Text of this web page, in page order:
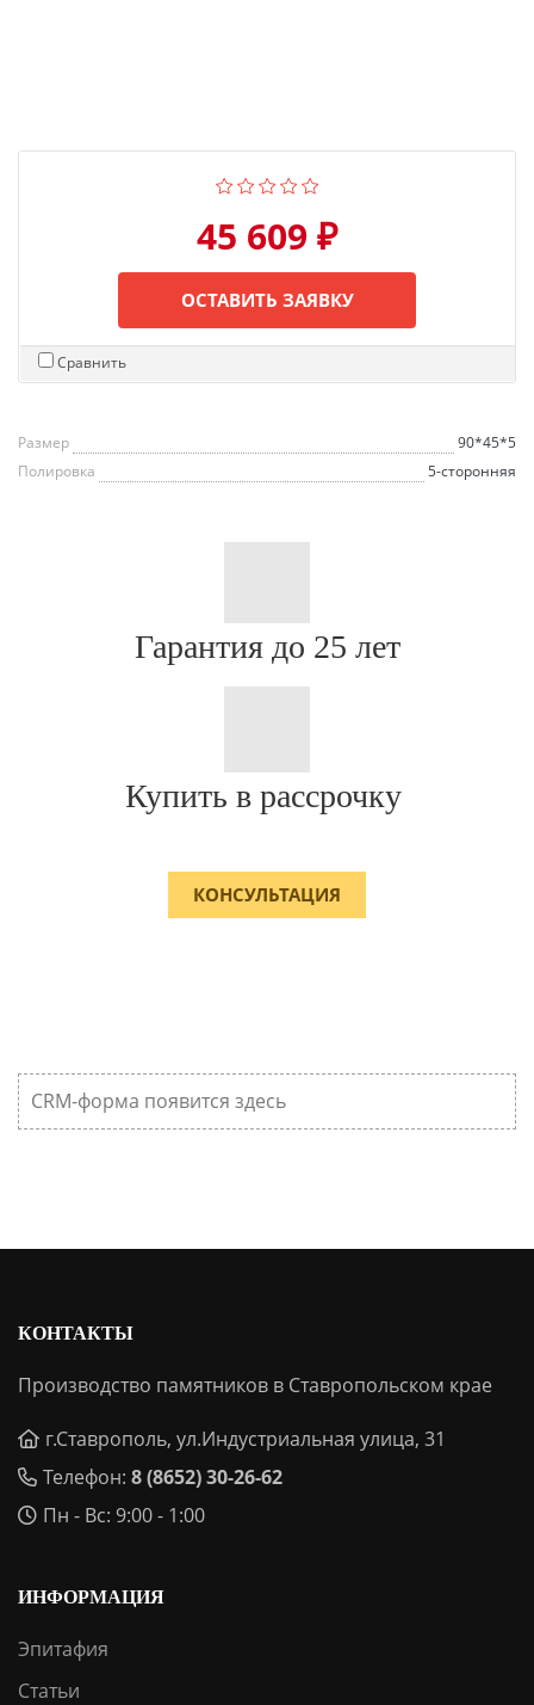
45 609 ₽
ОСТАВИТЬ ЗАЯВКУ
Сравнить
Размер
90*45*5
Полировка
5-сторонняя
Гарантия до 25 лет
Купить в рассрочку
КОНСУЛЬТАЦИЯ
CRM-форма появится здесь
КОНТАКТЫ
Производство памятников в Ставропольском крае
г.Ставрополь, ул.Индустриальная улица, 31
Телефон: 8 (8652) 30-26-62
Пн - Вс: 9:00 - 1:00
ИНФОРМАЦИЯ
Эпитафия
Статьи